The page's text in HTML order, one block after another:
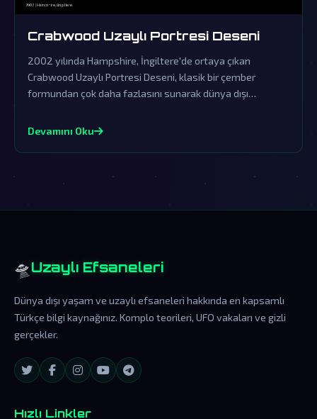
Crabwood Uzaylı Portresi Deseni
2002 yılında Hampshire, İngiltere'de ortaya çıkan
Crabwood Uzaylı Portresi Deseni, klasik bir çember
formundan çok daha fazlasını sunarak dünya dışı
açıklamalar ise sıradan bir 'ölümlü şaka' olarak
Devamını Oku
🛸 Uzaylı Efsaneleri
Dünya dışı yaşam ve uzaylı efsaneleri hakkında en kapsamlı
Türkçe bilgi kaynağınız. Komplo teorileri, UFO vakaları ve gizli
gerçekler.
Hızlı Linkler